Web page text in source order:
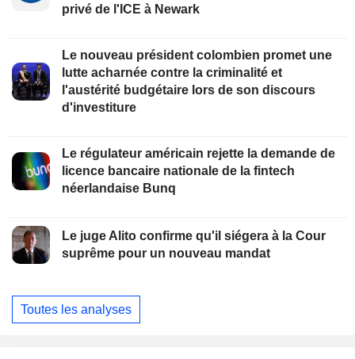
privé de l'ICE à Newark
Le nouveau président colombien promet une
lutte acharnée contre la criminalité et
l'austérité budgétaire lors de son discours
d'investiture
Le régulateur américain rejette la demande de
licence bancaire nationale de la fintech
néerlandaise Bunq
Le juge Alito confirme qu'il siégera à la Cour
suprême pour un nouveau mandat
Toutes les analyses